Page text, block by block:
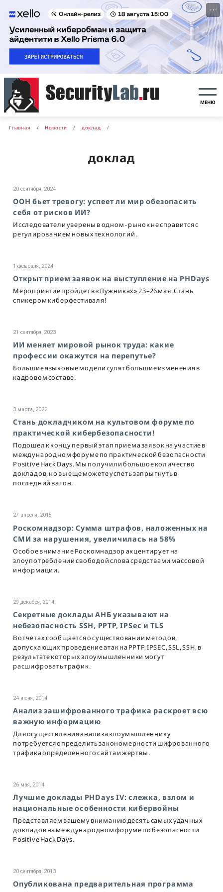
···
МЕНЮ
Главная Новости доклад
доклад
20 сентября, 2024
ООН бьет тревогу: успеет ли мир обезопасить
себя от рисков ИИ?
Исследователи уверены в одном - рынок не справится с
регулированием новых технологий.
1 февраля, 2024
Открыт прием заявок на выступление на PHDays
Мероприятие пройдет в «Лужниках» 23–26 мая. Стань
спикером киберфестиваля!
21 сентября, 2023
ИИ меняет мировой рынок труда: какие
профессии окажутся на перепутье?
Большие языковые модели сулят большие изменения в
кадровом составе.
3 марта, 2022
Стань докладчиком на культовом форуме по
практической кибербезопасности!
Подошел к концу первый этап приема заявок на участие в
международном форуме по практической безопасности
Positive Hack Days. Мы получили большое количество
докладов, но вы еще можете успеть запрыгнуть в
последний вагон.
27 апреля, 2015
Роскомнадзор: Сумма штрафов, наложенных на
СМИ за нарушения, увеличилась на 58%
Особое внимание Роскомнадзор акцентирует на
злоупотреблении свободой слова средствами массовой
информации.
29 декабря, 2014
Секретные доклады АНБ указывают на
небезопасность SSH, PPTP, IPSec и TLS
В отчетах сообщается о существовании методов,
допускающих проведение атак на PPTP, IPSEC, SSL, SSH, в
результате которых злоумышленники могут
расшифровать трафик.
24 июня, 2014
Анализ зашифрованного трафика раскроет всю
важную информацию
Для осуществления анализа злоумышленнику
потребуется определить закономерности шифрованного
трафика определенного сайта и жертвы.
26 мая, 2014
Лучшие доклады PHDays IV: слежка, взлом и
национальные особенности кибервойны
Представляем вашему вниманию десять самых удачных
докладов на международном форуме по безопасности
Positive Hack Days.
20 сентября, 2013
Опубликована предварительная программа